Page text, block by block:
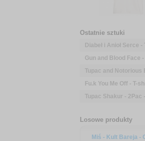
Ostatnie sztuki
Diabeł i Anioł Serce
Gun and Blood Face
Tupac and Notorious
Fu.k You Me Off - T-
Tupac Shakur - 2Pac
Losowe produkty
Miś - Kult Bareja -